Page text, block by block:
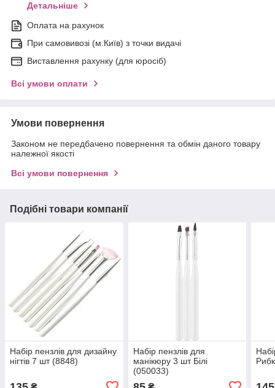
Детальніше
Оплата на рахунок
При самовивозі (м.Київ) з точки видачі
Виставлення рахунку (для юросіб)
Всі умови оплати
Умови повернення
Законом не передбачено повернення та обмін даного товару
належної якості
Всі умови повернення
Подібні товари компанії
Набір пензлів для дизайну
нігтів 7 шт (8848)
Набір пензлів для
манікюру 3 шт Білі
(050033)